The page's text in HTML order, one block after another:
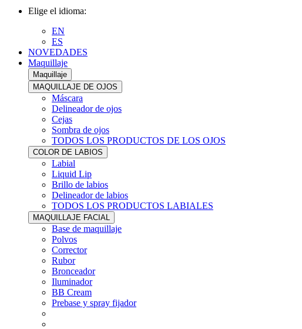
Elige el idioma:
EN
ES
NOVEDADES
Maquillaje
Maquillaje
MAQUILLAJE DE OJOS
Máscara
Delineador de ojos
Cejas
Sombra de ojos
TODOS LOS PRODUCTOS DE LOS OJOS
COLOR DE LABIOS
Labial
Liquid Lip
Brillo de labios
Delineador de labios
TODOS LOS PRODUCTOS LABIALES
MAQUILLAJE FACIAL
Base de maquillaje
Polvos
Corrector
Rubor
Bronceador
Iluminador
BB Cream
Prebase y spray fijador